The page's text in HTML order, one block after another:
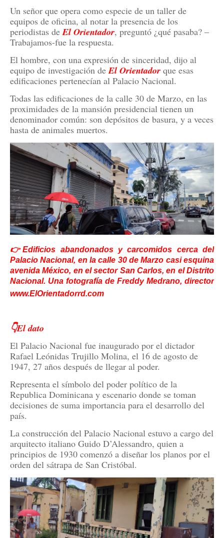
Un señor que opera como especie de un taller de
equipos de oficina, al notar la presencia de los
periodistas deEl Orientador, preguntó ¿qué pasaba? –
Trabajamos-fue la respuesta.
El hombre, con una expresión de sinceridad, dijo al
equipo de investigación deEl Orientador que esas
edificaciones pertenecían al Palacio Nacional.
Todas las edificaciones de la calle 30 de Marzo, en las
proximidades de la mansión presidencial tienen un
denominador común: son depósitos de basura, y a veces
hasta de animales muertos.
👉Edificios abandonados y carcomidos cerca del
Palacio Nacional, en la calle 30 de Marzo casi esquina
avenida México, en el sector San Carlos, en el Distrito
Nacional. Una fotografía de Freddy Medrano, director
www.ElOrientadorrd.com
👇El dato
El Palacio Nacional fue inaugurado por el dictador
Rafael Leónidas Trujillo Molina, el 16 de agosto de
1947, 27 años después de llegar al poder.
Representa el símbolo del poder político de la
Republica Dominicana y escenario donde se toman
decisiones de suma importancia para el desarrollo del
país.
La construcción del Palacio Nacional estuvo a cargo del
arquitecto italiano Guido D’Alessandro, quien a
principios de 1930 comenzó a diseñar los planos por el
orden del sátrapa de San Cristóbal.